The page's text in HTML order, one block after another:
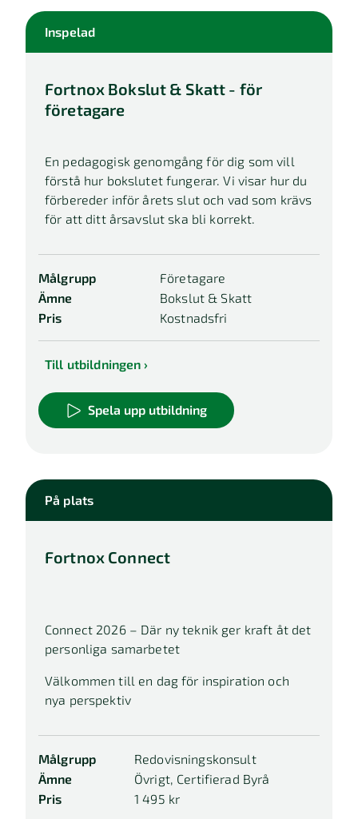
Inspelad
Fortnox Bokslut & Skatt - för
företagare
En pedagogisk genomgång för dig som vill
förstå hur bokslutet fungerar. Vi visar hur du
förbereder inför årets slut och vad som krävs
för att ditt årsavslut ska bli korrekt.
Målgrupp
Företagare
Ämne
Bokslut & Skatt
Pris
Kostnadsfri
Till utbildningen
Spela upp utbildning
På plats
Fortnox Connect
Connect 2026 – Där ny teknik ger kraft åt det
personliga samarbetet
Välkommen till en dag för inspiration och
nya perspektiv
Målgrupp
Redovisningskonsult
Ämne
Övrigt, Certifierad Byrå
Pris
1 495 kr